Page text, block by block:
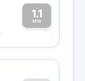
1.1
MW1